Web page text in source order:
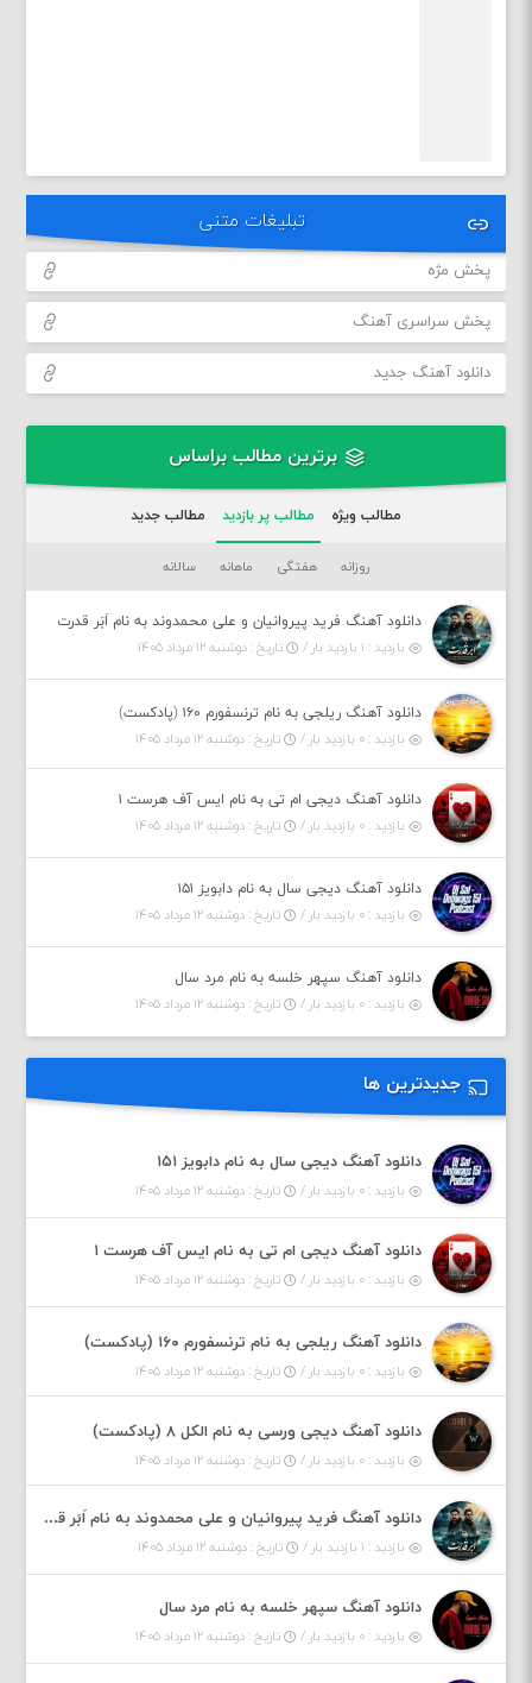
تبلیغات متنی
پخش مژه
پخش سراسری آهنگ
دانلود آهنگ جدید
برترین مطالب براساس
مطالب ویژه مطالب پر بازدید مطالب جدید
روزانه هفتگی ماهانه سالانه
دانلود آهنگ فرید پیروانیان و علی محمدوند به نام اَبَر قدرت
بازدید : ۱ بازدید بار /
تاریخ : دوشنبه ۱۲ مرداد ۱۴۰۵
دانلود آهنگ ریلجی به نام ترنسفورم ۱۶۰ (پادکست)
بازدید : ۰ بازدید بار /
تاریخ : دوشنبه ۱۲ مرداد ۱۴۰۵
دانلود آهنگ دیجی ام تی به نام ایس آف هرست ۱
بازدید : ۰ بازدید بار /
تاریخ : دوشنبه ۱۲ مرداد ۱۴۰۵
دانلود آهنگ دیجی سال به نام دابویز ۱۵۱
بازدید : ۰ بازدید بار /
تاریخ : دوشنبه ۱۲ مرداد ۱۴۰۵
دانلود آهنگ سپهر خلسه به نام مرد سال
بازدید : ۰ بازدید بار /
تاریخ : دوشنبه ۱۲ مرداد ۱۴۰۵
جدیدترین ها
دانلود آهنگ دیجی سال به نام دابویز ۱۵۱
بازدید : ۰ بازدید بار / تاریخ : دوشنبه ۱۲ مرداد ۱۴۰۵
دانلود آهنگ دیجی ام تی به نام ایس آف هرست ۱
بازدید : ۰ بازدید بار / تاریخ : دوشنبه ۱۲ مرداد ۱۴۰۵
دانلود آهنگ ریلجی به نام ترنسفورم ۱۶۰ (پادکست)
بازدید : ۰ بازدید بار / تاریخ : دوشنبه ۱۲ مرداد ۱۴۰۵
دانلود آهنگ دیجی ورسی به نام الکل ۸ (پادکست)
بازدید : ۰ بازدید بار / تاریخ : دوشنبه ۱۲ مرداد ۱۴۰۵
دانلود آهنگ فرید پیروانیان و علی محمدوند به نام اَبَر قدرت
بازدید : ۱ بازدید بار / تاریخ : دوشنبه ۱۲ مرداد ۱۴۰۵
دانلود آهنگ سپهر خلسه به نام مرد سال
بازدید : ۰ بازدید بار / تاریخ : دوشنبه ۱۲ مرداد ۱۴۰۵